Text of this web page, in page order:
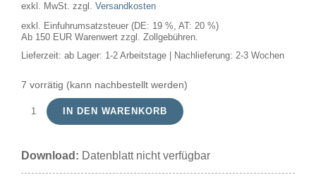
exkl. MwSt. zzgl. Versandkosten
exkl. Einfuhrumsatzsteuer (DE: 19 %, AT: 20 %)
Ab 150 EUR Warenwert zzgl. Zollgebühren.
Lieferzeit: ab Lager: 1-2 Arbeitstage | Nachlieferung: 2-3 Wochen
7 vorrätig (kann nachbestellt werden)
Glimmlampe
16x48mm
IN DEN WARENKORB
Download: Datenblatt nicht verfügbar